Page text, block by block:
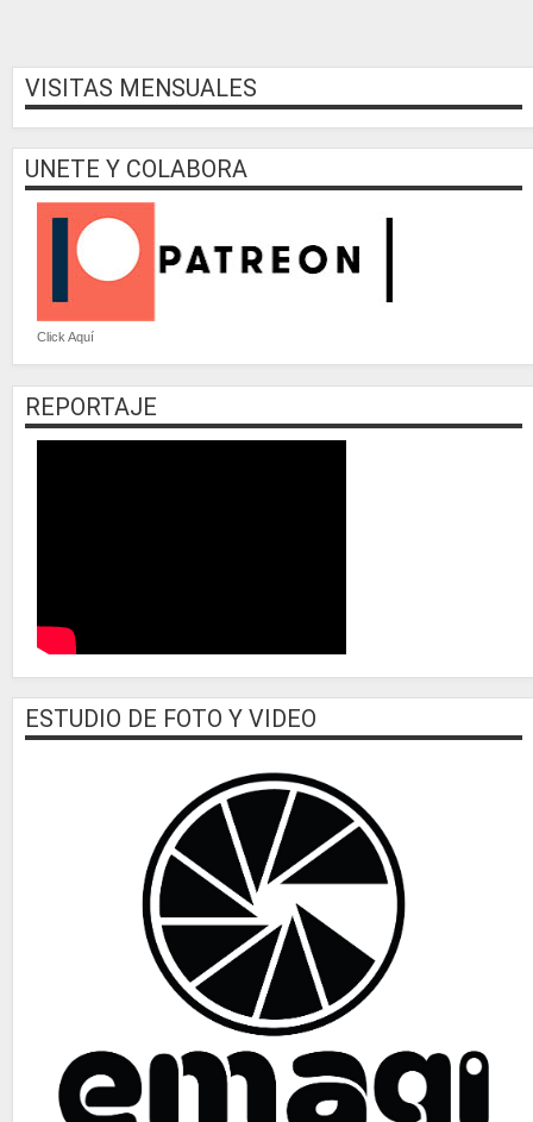
VISITAS MENSUALES
UNETE Y COLABORA
Click Aquí
REPORTAJE
ESTUDIO DE FOTO Y VIDEO